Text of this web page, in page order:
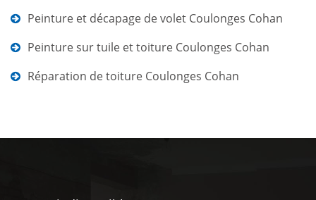
Peinture et décapage de volet Coulonges Cohan
Peinture sur tuile et toiture Coulonges Cohan
Réparation de toiture Coulonges Cohan